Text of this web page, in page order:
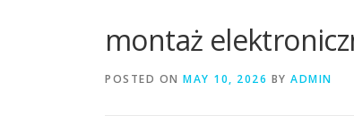
montaż
POSTED ON MAY 10, 2026 BY ADMIN